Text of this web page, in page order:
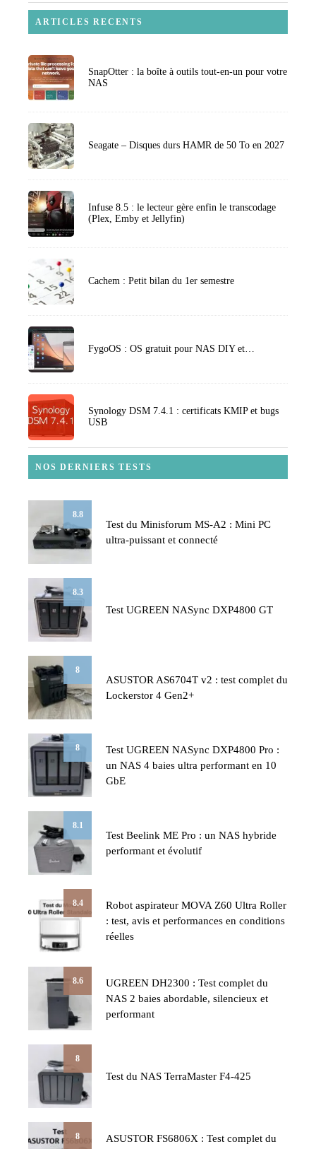
ARTICLES RECENTS
SnapOtter : la boîte à outils tout-en-un pour votre
NAS
Seagate – Disques durs HAMR de 50 To en 2027
Infuse 8.5 : le lecteur gère enfin le transcodage
(Plex, Emby et Jellyfin)
Cachem : Petit bilan du 1er semestre
FygoOS : OS gratuit pour NAS DIY et…
Synology DSM 7.4.1 : certificats KMIP et bugs
USB
NOS DERNIERS TESTS
8.8
Test du Minisforum MS-A2 : Mini PC
ultra-puissant et connecté
8.3
Test UGREEN NASync DXP4800 GT
8
ASUSTOR AS6704T v2 : test complet du
Lockerstor 4 Gen2+
8
Test UGREEN NASync DXP4800 Pro :
un NAS 4 baies ultra performant en 10
GbE
8.1
Test Beelink ME Pro : un NAS hybride
performant et évolutif
8.4
Robot aspirateur MOVA Z60 Ultra Roller
: test, avis et performances en conditions
réelles
8.6
UGREEN DH2300 : Test complet du
NAS 2 baies abordable, silencieux et
performant
8
Test du NAS TerraMaster F4-425
8
ASUSTOR FS6806X : Test complet du